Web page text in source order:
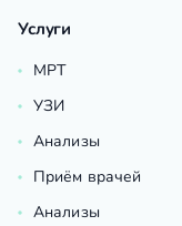
Услуги
МРТ
УЗИ
Анализы
Приём врачей
Анализы